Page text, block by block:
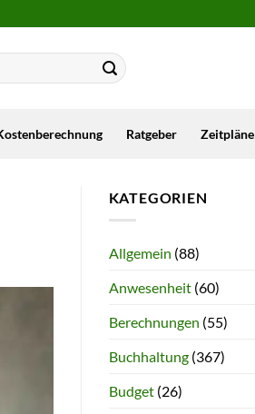
Ratgeber Zeitpläne
KATEGORIEN
Allgemein (88)
Anwesenheit(60)
Berechnungen (55)
Buchhaltung(367)
Budget(26)